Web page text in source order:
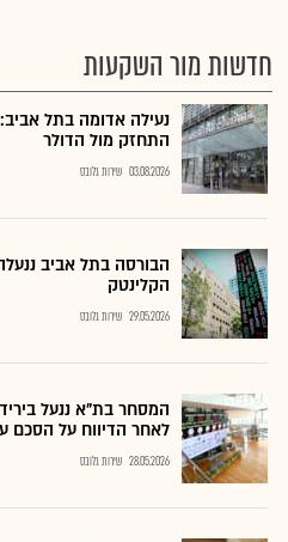
חדשות מור השקעות
התחזק מול הדולר
03.08.2026 שירות גלובס
הבורסה בתל אביב
הקלינטק
29.05.2026 שירות גלובס
המסחר בת"א ננעל
לאחר הדיווח על הסכם
28.05.2026 שירות גלובס